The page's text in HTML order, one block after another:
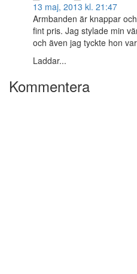
13 maj, 2013 kl. 21:47
Armbanden är knappar
fint pris. Jag stylade min
och även jag tyckte hon
Laddar...
Kommentera